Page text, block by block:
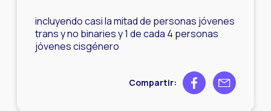
incluyendo casi la mitad de personas jóvenes
trans y no binaries y 1 de cada 4 personas
jóvenes cisgénero
Compartir: Share on Facebook
Share by